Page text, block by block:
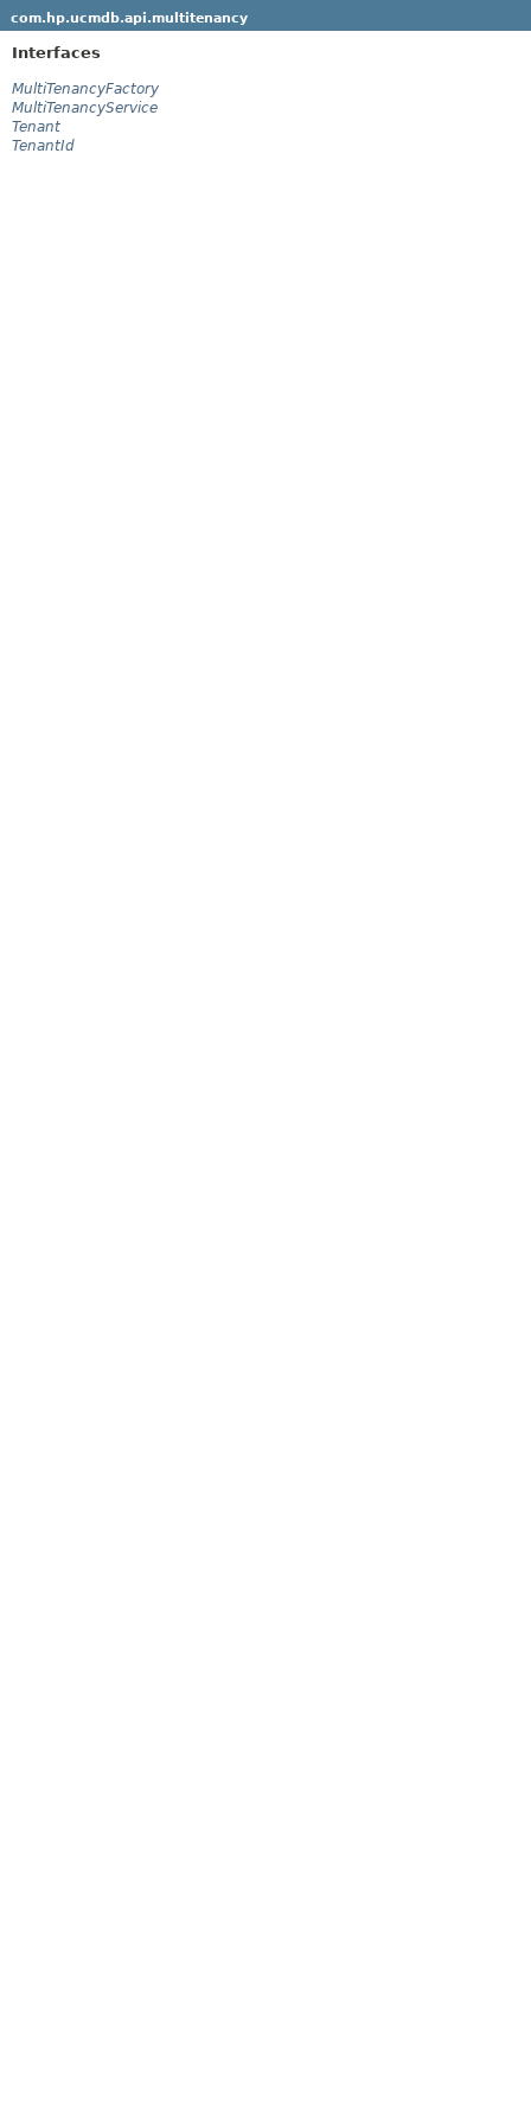
com.hp.ucmdb.api.multitenancy
Interfaces
MultiTenancyFactory
MultiTenancyService
Tenant
TenantId